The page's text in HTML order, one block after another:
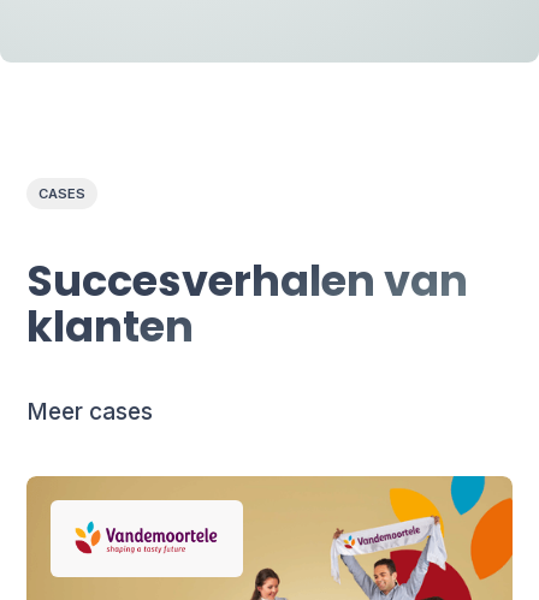
CASES
Succesverhalen van
klanten
Meer cases